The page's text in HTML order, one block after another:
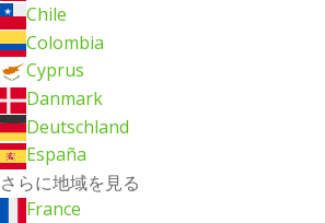
Chile
Colombia
Cyprus
Danmark
Deutschland
España
さらに地域を見る
France